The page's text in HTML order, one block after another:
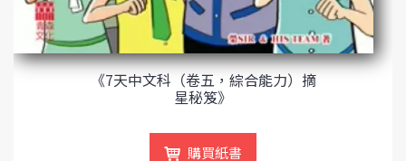
《7天中文科（卷五，綜合能力）摘
星秘笈》
購買紙書